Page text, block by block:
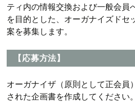
ティ内の情報交換および一般会員
を目的とした、オーガナイズドセ
案を募集します。
【応募方法】
オーガナイザ（原則として正会員
された企画書を作成してください